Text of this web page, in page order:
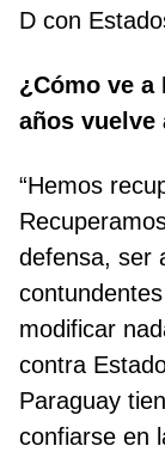
D con
¿Cómo ve a
años vuelve
“Hemos
defensa, ser
modificar
contra
Paraguay
confiarse en